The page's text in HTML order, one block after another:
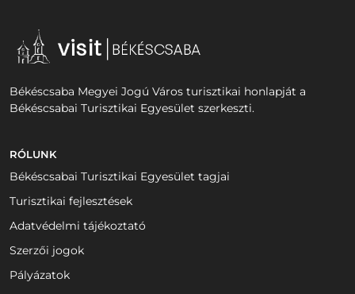
Békéscsaba Megyei Jogú Város turisztikai honlapját a
Békéscsabai Turisztikai Egyesület szerkeszti.
RÓLUNK
Békéscsabai Turisztikai Egyesület tagjai
Turisztikai fejlesztések
Adatvédelmi tájékoztató
Szerzői jogok
Pályázatok